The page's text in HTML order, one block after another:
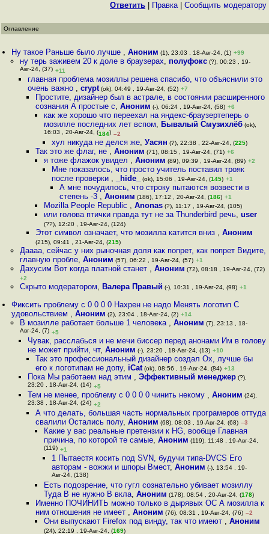
Ответить Правка| Cообщить модератору
Оглавление
Ну такое Раньше было лучше ,Аноним (1), 23:03 , 18-Авг-24, (1) +99
ну терь заживем 20 к доле в браузерах, полуфокс(?), 00:23 , 19-
Авг-24, (37) +11
главная проблема мозиллы решена спасибо, что объяснили это
очень важно , crypt(ok), 04:49 , 19-Авг-24, (52) +7
Простите, дизайнер был в астрале, в состоянии расширенного
сознания А простые с,Аноним (-), 06:24 , 19-Авг-24, (58) +6
как же хорошо что переехал на яндекс-браузертеперь о
мозилле последних лет вспом, Бывалый Смузихлёб(ok),
16:03 , 20-Авг-24, (184) –2
хул никуда не делся же, Уасян (?), 22:38 , 22-Авг-24, (225)
Так это же флаг, не ,Аноним (71), 08:15 , 19-Авг-24, (71) +6
я тоже флажок увидел , Аноним (89), 09:39 , 19-Авг-24, (89) +2
Мне показалось, что просто учитель поставил трояк
после проверки , _hide_ (ok), 15:06 , 19-Авг-24, (145) +1
А мне почудилось, что строку пытаются возвести в
степень -3 ,Аноним (186), 17:12 , 20-Авг-24, (186) +1
Mozilla People Republic , Anonas(?), 11:17 , 19-Авг-24, (105)
или голова птички правда тут не за Thunderbird речь, user
(??), 12:20 , 19-Авг-24, (124)
Этот символ означает, что мозилла катится вниз ,Аноним
(215), 09:41 , 21-Авг-24, (215)
Даааа, сейчас у них рыночная доля как попрет, как попрет Видите,
главную пробле, Аноним (57), 06:22 , 19-Авг-24, (57) +1
Дахусим Вот когда платной станет , Аноним (72), 08:18 , 19-Авг-24, (72)
+2
Скрыто модератором, Валера Правый (-), 10:31 , 19-Авг-24, (98) +1
Фиксить проблему с 0 0 0 0 Нахрен не надо Менять логотип С
удовольствием ,Аноним (2), 23:04 , 18-Авг-24, (2) +14
В мозилле работает больше 1 человека , Аноним (7), 23:13 , 18-
Авг-24, (7) +5
Чувак, расслабься и не мечи биссер перед анонами Им в голову
не может прийти, чт, Аноним (-), 23:20 , 18-Авг-24, (13) +10
Так это профессиональный дизайнер создал Ох, лучше бы
его к логотипам не допу, iCat (ok), 08:56 , 19-Авг-24, (84) +13
Пока Мы работаем над этим , Эффективный менеджер(?),
23:20 , 18-Авг-24, (14) +5
Тем не менее, проблему с 0 0 0 0 чинить некому , Аноним (24),
23:38 , 18-Авг-24, (24) +2
А что делать, большая часть нормальных програмеров оттуда
свалили Остались полу,Аноним (68), 08:03 , 19-Авг-24, (68) –3
Какие у вас реальные претензии к HG, вообще Главная
причина, по которой те самые, Аноним (119), 11:48 , 19-Авг-24,
(119) +1
1 Пытаестя косить под SVN, будучи типа-DVCS Его
авторам - вожжи и шпоры Вмест, Аноним (-), 13:54 , 19-
Авг-24, (138)
Есть подозрение, что гугл сознательно убивает мозиллу
Туда B не нужно B вкла, Аноним (178), 08:54 , 20-Авг-24, (178)
Именно ПОЧИНИТЬ можно только в дырявых ОС А мозилла к
ним отношения не имеет ,Аноним (76), 08:31 , 19-Авг-24, (76) –2
Они выпускают Firefox под винду, так что имеют , Аноним
(24), 22:19 , 19-Авг-24, (169)